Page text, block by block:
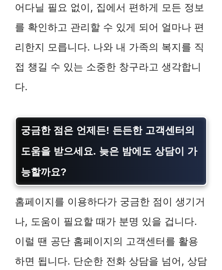
어다닐 필요 없이, 집에서 편하게 모든 정보
를 확인하고 관리할 수 있게 되어 얼마나 편
리한지 모릅니다. 나와 내 가족의 복지를 직
접 챙길 수 있는 소중한 창구라고 생각합니
다.
궁금한 점은 언제든! 든든한 고객센터의
도움을 받으세요. 늦은 밤에도 상담이 가
능할까요?
홈페이지를 이용하다가 궁금한 점이 생기거
나, 도움이 필요할 때가 분명 있을 겁니다.
이럴 땐 공단 홈페이지의 고객센터를 활용
하면 됩니다. 단순한 전화 상담을 넘어, 상담